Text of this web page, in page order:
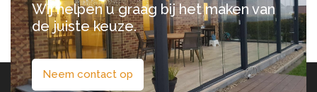
Wij helpen u graag bij het maken van
de juiste keuze.
Neem contact op